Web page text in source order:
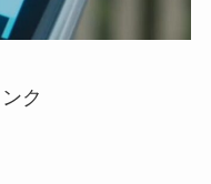
ク